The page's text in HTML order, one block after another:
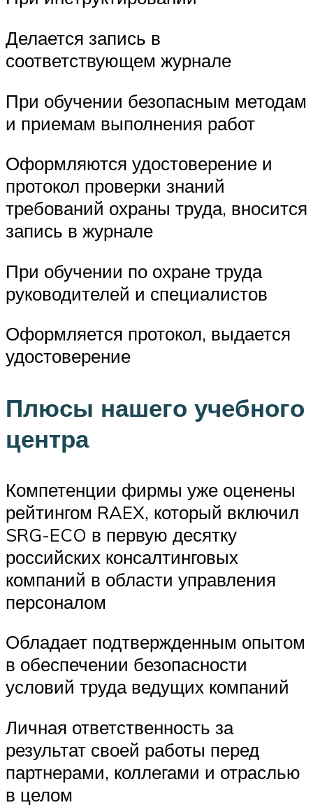
Делается запись в
соответствующем журнале
При обучении безопасным методам
и приемам выполнения работ
Оформляются удостоверение и
протокол проверки знаний
требований охраны труда, вносится
запись в журнале
При обучении по охране труда
руководителей и специалистов
Оформляется протокол, выдается
удостоверение
Плюсы нашего учебного
центра
Компетенции фирмы уже оценены
рейтингом RAEX, который включил
SRG-ECO в первую десятку
российских консалтинговых
компаний в области управления
персоналом
Обладает подтвержденным опытом
в обеспечении безопасности
условий труда ведущих компаний
Личная ответственность за
результат своей работы перед
партнерами, коллегами и отраслью
в целом